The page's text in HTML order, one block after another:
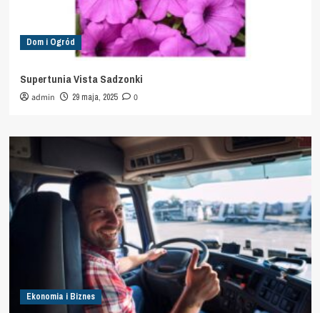
Dom i Ogród
Supertunia Vista Sadzonki
admin 29 maja, 2025 0
Ekonomia i Biznes